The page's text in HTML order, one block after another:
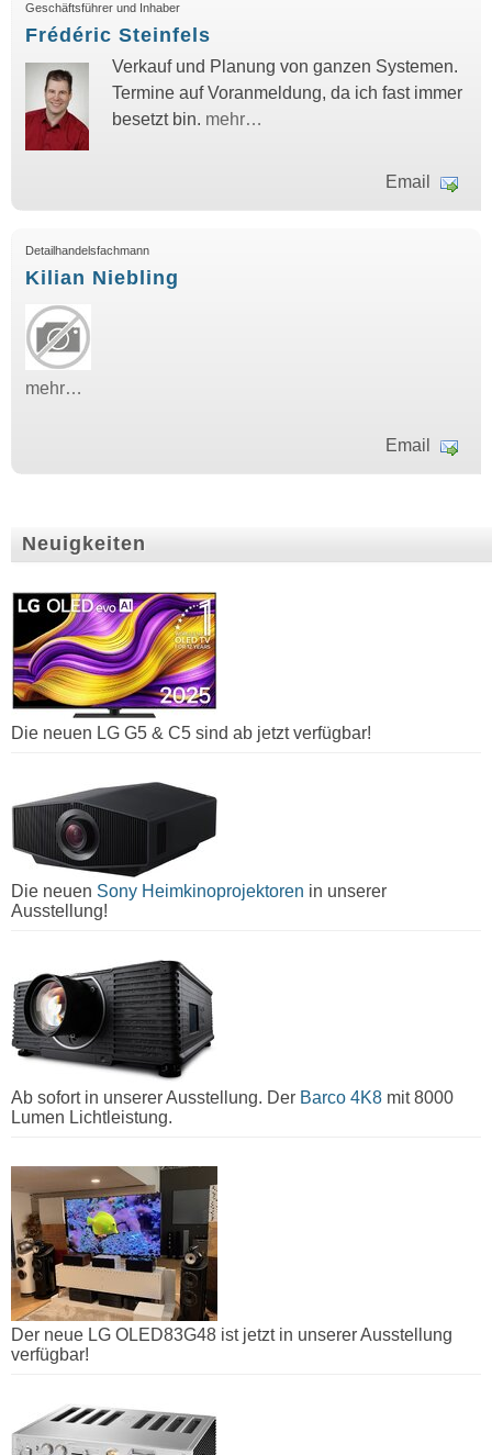
Geschäftsführer und Inhaber
Frédéric Steinfels
Verkauf und Planung von ganzen Systemen.
Termine auf Voranmeldung, da ich fast immer
besetzt bin. mehr…
Email
Detailhandelsfachmann
Kilian Niebling
mehr…
Email
Neuigkeiten
Die neuen LG G5 & C5 sind ab jetzt verfügbar!
Die neuen Sony Heimkinoprojektoren in unserer
Ausstellung!
Ab sofort in unserer Ausstellung. Der Barco 4K8 mit 8000
Lumen Lichtleistung.
Der neue LG OLED83G48 ist jetzt in unserer Ausstellung
verfügbar!